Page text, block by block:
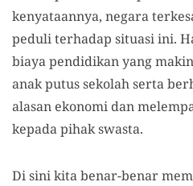
kenyataannya, negara
peduli terhadap situasi ini.
biaya pendidikan yang
anak putus sekolah serta
alasan ekonomi dan
kepada pihak swasta.
Di sini kita benar-benar